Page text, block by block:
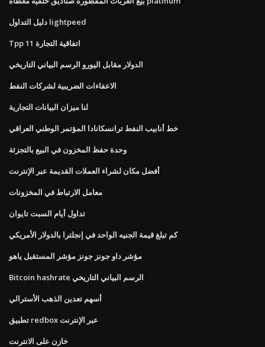
دليل التداول lightpeed
Tpp 11 اتفاقية التجارة
الدولار مقابل اليورو الرسم البياني التاريخي
الاعفاءات الضريبية لشركات النفط
لنا ميزان البيانات التجارية
خط أنابيب النفط ترانسكانادا المؤتمر الوطني العراقي
وحدة حفظ المخزون في البيع بالتجزئة
أفضل مكان لشراء العملات القديمة عبر الإنترنت
معامل الارتباط في المخزونات
تداول أيام السبت تايوان
كم تبلغ قيمة الجنيه الواحد في إنجلترا بالدولار الأمريكي
مؤشر داو جونز جونز مؤشر المستقبل ياهو
Bitcoin hashrate الرسم البياني التاريخي
أسهم تعدين الذهب الأسترالي
تطبيق redbox عبر الإنترنت
خازن على الانترنت